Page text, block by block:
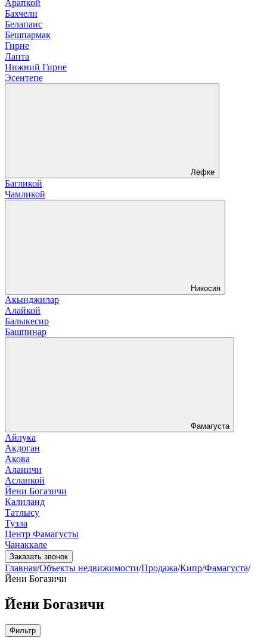
Арапкой
Бахчели
Белапаис
Бешпармак
Гирне
Лапта
Нижний Гирне
Эсентепе
Лефке
Багликой
Чамликой
Никосия
Акынджилар
Алайкой
Балыкесир
Башпинар
Фамагуста
Айлука
Акдоган
Акова
Аланичи
Асланкой
Йени Богазичи
Калиланд
Татлысу
Тузла
Центр Фамагусты
Чанаккале
Заказать звонок
Главная/Объекты недвижимости/Продажа/Кипр/Фамагуста/
Йени Богазичи
Йени Богазичи
Фильтр